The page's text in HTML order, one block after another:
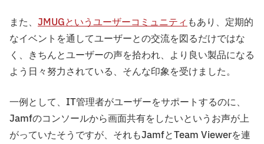
また、 JMUGというユーザーコミュニティもあり、定期的
なイベントを通してユーザーとの交流を図るだけではな
く、きちんとユーザーの声を拾われ、より良い製品になる
よう日々努力されている、そんな印象を受けました。
一例として、IT管理者がユーザーをサポートするのに、
Jamfのコンソールから画面共有をしたいというお声が上
がっていたそうですが、それもJamfとTeam Viewerを連